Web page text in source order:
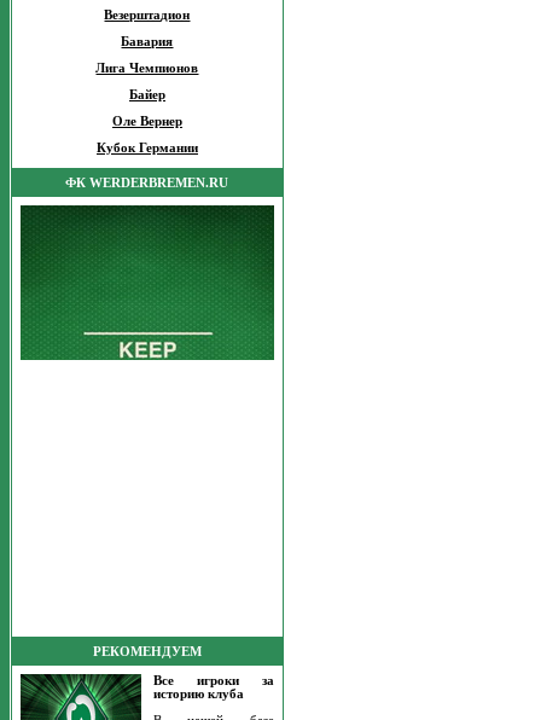
Везерштадион
Бавария
Лига Чемпионов
Байер
Оле Вернер
Кубок Германии
ФК WERDERBREMEN.RU
РЕКОМЕНДУЕМ
Все игроки за
историю клуба